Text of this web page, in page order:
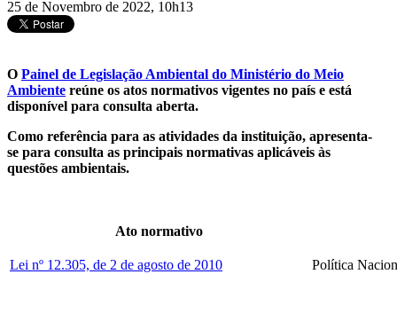
25 de Novembro de 2022, 10h13
O Painel de Legislação Ambiental do Ministério do Meio
Ambiente reúne os atos normativos vigentes no país e está
disponível para consulta aberta.
Como referência para as atividades da instituição, apresenta-
se para consulta as principais normativas aplicáveis às
questões ambientais.
Ato normativo
Lei nº 12.305, de 2 de agosto de 2010 Política